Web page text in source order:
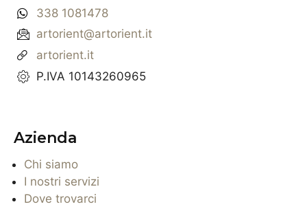
338 1081478
artorient@artorient.it
artorient.it
P.IVA 10143260965
Azienda
Chi siamo
I nostri servizi
Dove trovarci